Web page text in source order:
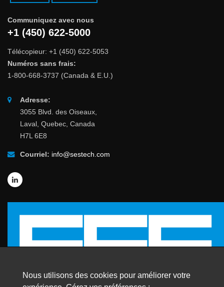
Communiquez avec nous
+1 (450) 622-5000
Télécopieur: +1 (450) 622-5053
Numéros sans frais:
1-800-668-3737 (Canada & E.U.)
Adresse:
3055 Blvd. des Oiseaux,
Laval, Quebec, Canada
H7L 6E8
Courriel: info@sestech.com
Nous utilisons des cookies pour améliorer votre